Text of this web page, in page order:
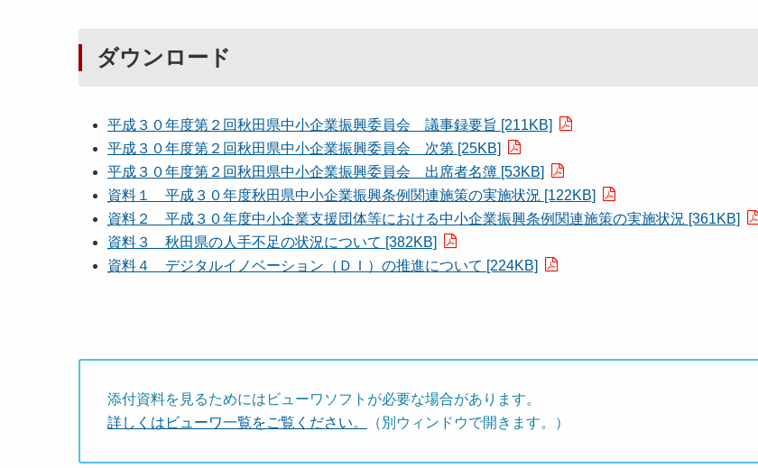
ダウンロード
平成３０年度第２回秋田県中小企業振興委員会 議事録要旨 [211KB]
平成３０年度第２回秋田県中小企業振興委員会 次第 [25KB]
平成３０年度第２回秋田県中小企業振興委員会 出席者名簿 [53KB]
資料１ 平成３０年度秋田県中小企業振興条例関連施策の実施状況 [122KB]
資料２ 平成３０年度中小企業支援団体等における中小企業振興条例関連施策の実施状況 [361KB]
資料３ 秋田県の人手不足の状況について [382KB]
資料４ デジタルイノベーション（ＤＩ）の推進について [224KB]
添付資料を見るためにはビューワソフトが必要な場合があります。
詳しくはビューワ一覧をご覧ください。
（別ウィンドウで開きます。）